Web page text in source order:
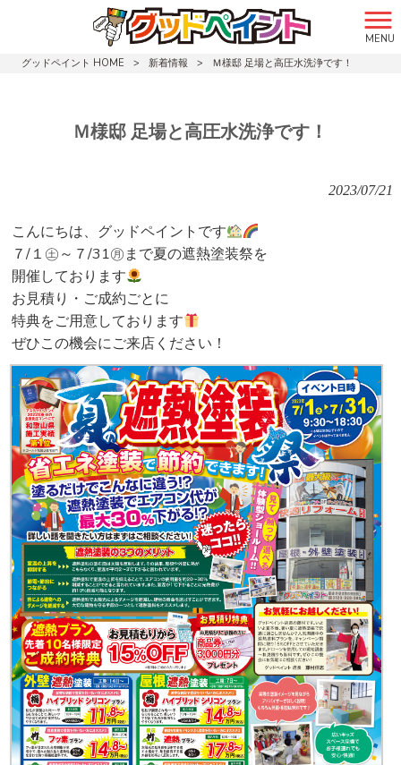
MENU
グッドペイント HOME
> 新着情報 > Ｍ様邸 足場と高圧水洗浄です！
Ｍ様邸 足場と高圧水洗浄です！
2023/07/21
こんにちは、グッドペイントです
７/１㊏～７/31㊊まで夏の遮熱塗装祭を
開催しております
お見積り・ご成約ごとに
特典をご用意しております
ぜひこの機会にご来店ください！